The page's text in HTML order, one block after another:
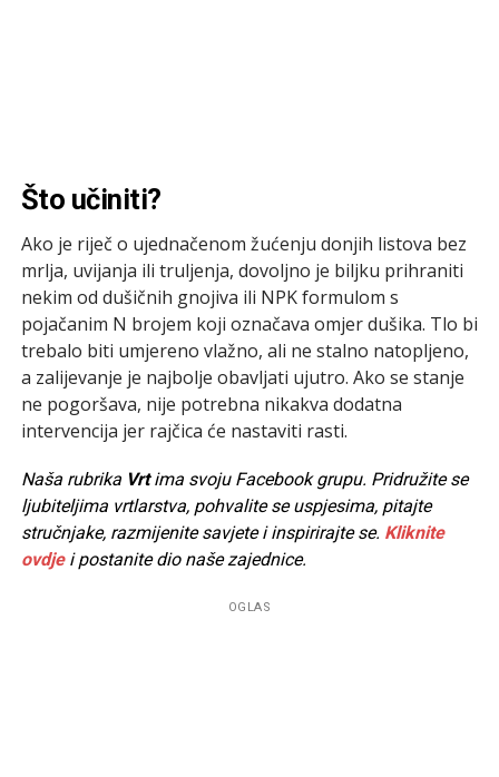
Što učiniti?
Ako je riječ o ujednačenom žućenju donjih listova bez
mrlja, uvijanja ili truljenja, dovoljno je biljku prihraniti
nekim od dušičnih gnojiva ili NPK formulom s
pojačanim N brojem koji označava omjer dušika. Tlo bi
trebalo biti umjereno vlažno, ali ne stalno natopljeno,
a zalijevanje je najbolje obavljati ujutro. Ako se stanje
ne pogoršava, nije potrebna nikakva dodatna
intervencija jer rajčica će nastaviti rasti.
Naša rubrika Vrtima svoju Facebook grupu. Pridružite se
ljubiteljima vrtlarstva, pohvalite se uspjesima, pitajte
stručnjake, razmijenite savjete i inspirirajte se. Kliknite
ovdjei postanite dio naše zajednice.
OGLAS